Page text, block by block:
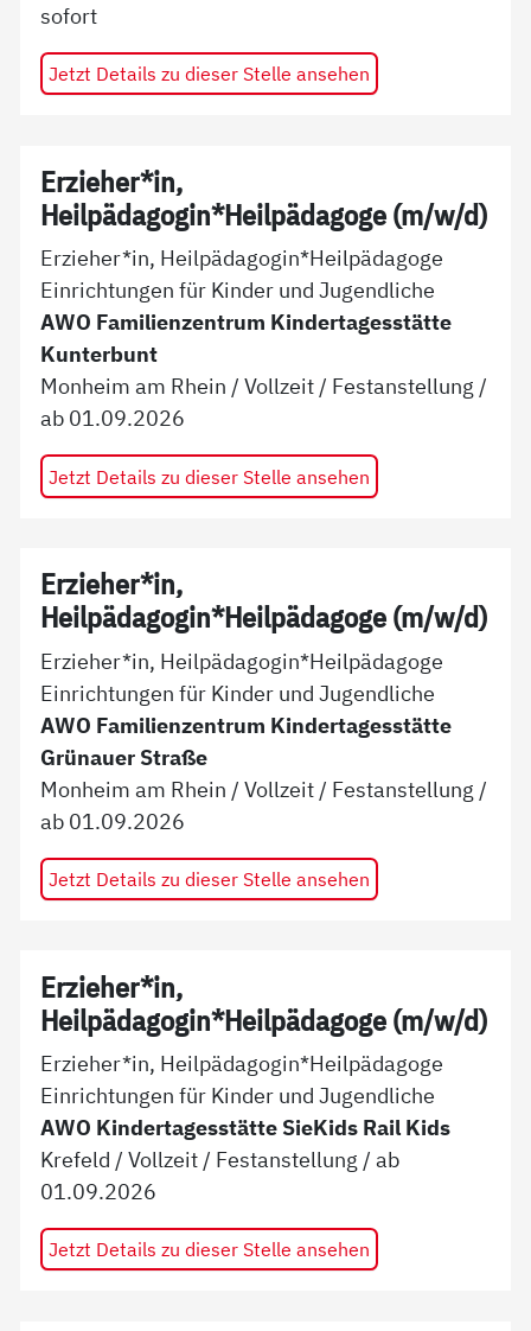
sofort
Jetzt Details zu dieser Stelle ansehen
Erzieher*in,
Heilpädagogin*Heilpädagoge (m/w/d)
Erzieher*in, Heilpädagogin*Heilpädagoge
Einrichtungen für Kinder und Jugendliche
AWO Familienzentrum Kindertagesstätte
Kunterbunt
Monheim am Rhein /Vollzeit / Festanstellung /
ab 01.09.2026
Jetzt Details zu dieser Stelle ansehen
Erzieher*in,
Heilpädagogin*Heilpädagoge (m/w/d)
Erzieher*in, Heilpädagogin*Heilpädagoge
Einrichtungen für Kinder und Jugendliche
AWO Familienzentrum Kindertagesstätte
Grünauer Straße
Monheim am Rhein /Vollzeit / Festanstellung /
ab 01.09.2026
Jetzt Details zu dieser Stelle ansehen
Erzieher*in,
Heilpädagogin*Heilpädagoge (m/w/d)
Erzieher*in, Heilpädagogin*Heilpädagoge
Einrichtungen für Kinder und Jugendliche
AWO Kindertagesstätte SieKids Rail Kids
Krefeld /Vollzeit / Festanstellung / ab
01.09.2026
Jetzt Details zu dieser Stelle ansehen